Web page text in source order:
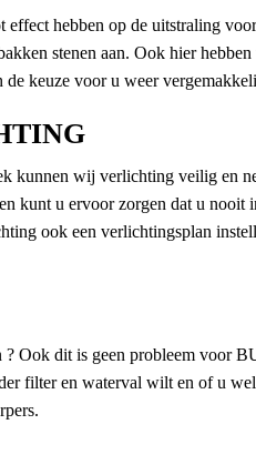
effect hebben op de uitstraling
stenen aan. Ook hier
keuze voor u weer
kunnen wij verlichting veilig en
kunt u ervoor zorgen dat u
ook een verlichtingsplan
Ook dit is geen probleem voor
filter en waterval wilt en of u